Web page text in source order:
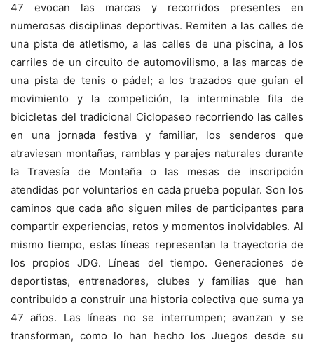
47 evocan las marcas y recorridos presentes en
numerosas disciplinas deportivas. Remiten a las calles de
una pista de atletismo, a las calles de una piscina, a los
carriles de un circuito de automovilismo, a las marcas de
una pista de tenis o pádel; a los trazados que guían el
movimiento y la competición, la interminable fila de
bicicletas del tradicional Ciclopaseo recorriendo las calles
en una jornada festiva y familiar, los senderos que
atraviesan montañas, ramblas y parajes naturales durante
la Travesía de Montaña o las mesas de inscripción
atendidas por voluntarios en cada prueba popular. Son los
caminos que cada año siguen miles de participantes para
compartir experiencias, retos y momentos inolvidables. Al
mismo tiempo, estas líneas representan la trayectoria de
los propios JDG. Líneas del tiempo. Generaciones de
deportistas, entrenadores, clubes y familias que han
contribuido a construir una historia colectiva que suma ya
47 años. Las líneas no se interrumpen; avanzan y se
transforman, como lo han hecho los Juegos desde su